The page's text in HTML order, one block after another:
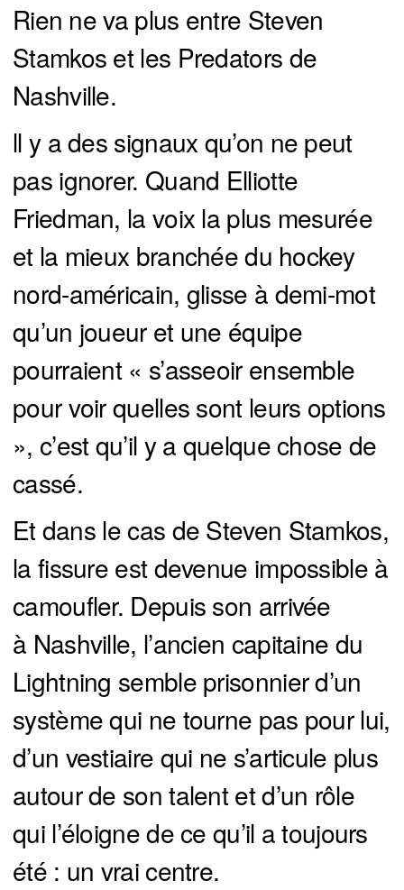
Rien ne va plus entre Steven
Stamkos et les Predators de
Nashville.
ll y a des signaux qu’on ne peut
pas ignorer. Quand Elliotte
Friedman, la voix la plus mesurée
et la mieux branchée du hockey
nord-américain, glisse à demi-mot
qu’un joueur et une équipe
pourraient « s’asseoir ensemble
pour voir quelles sont leurs options
», c’est qu’il y a quelque chose de
cassé.
Et dans le cas de Steven Stamkos,
la fissure est devenue impossible à
camoufler. Depuis son arrivée
à Nashville, l’ancien capitaine du
Lightning semble prisonnier d’un
système qui ne tourne pas pour lui,
d’un vestiaire qui ne s’articule plus
autour de son talent et d’un rôle
qui l’éloigne de ce qu’il a toujours
été : un vrai centre.